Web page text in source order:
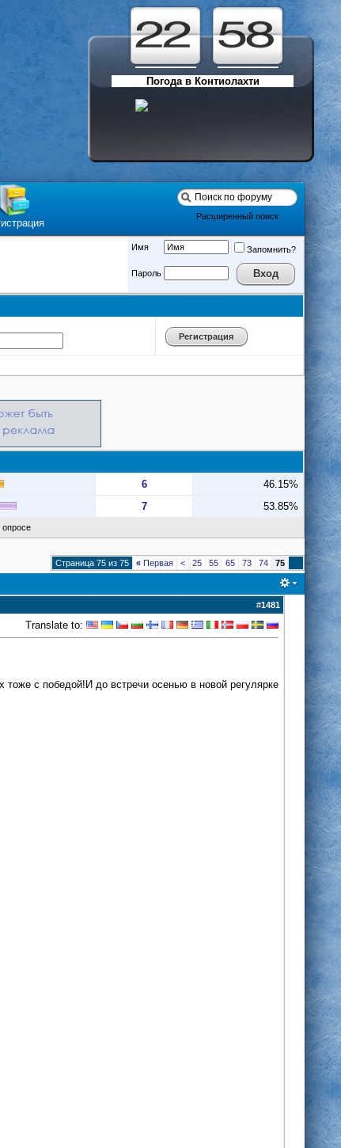
Погода в Контиолахти
Расширенный поиск
Имя Запомнить?
Пароль
6
46.15%
7 53.85%
опросе
Страница 75 из 75 « Первая < 25 55 65 73 74 75
#1481
Translate to:
с победой!И до встречи осенью в новой регулярке